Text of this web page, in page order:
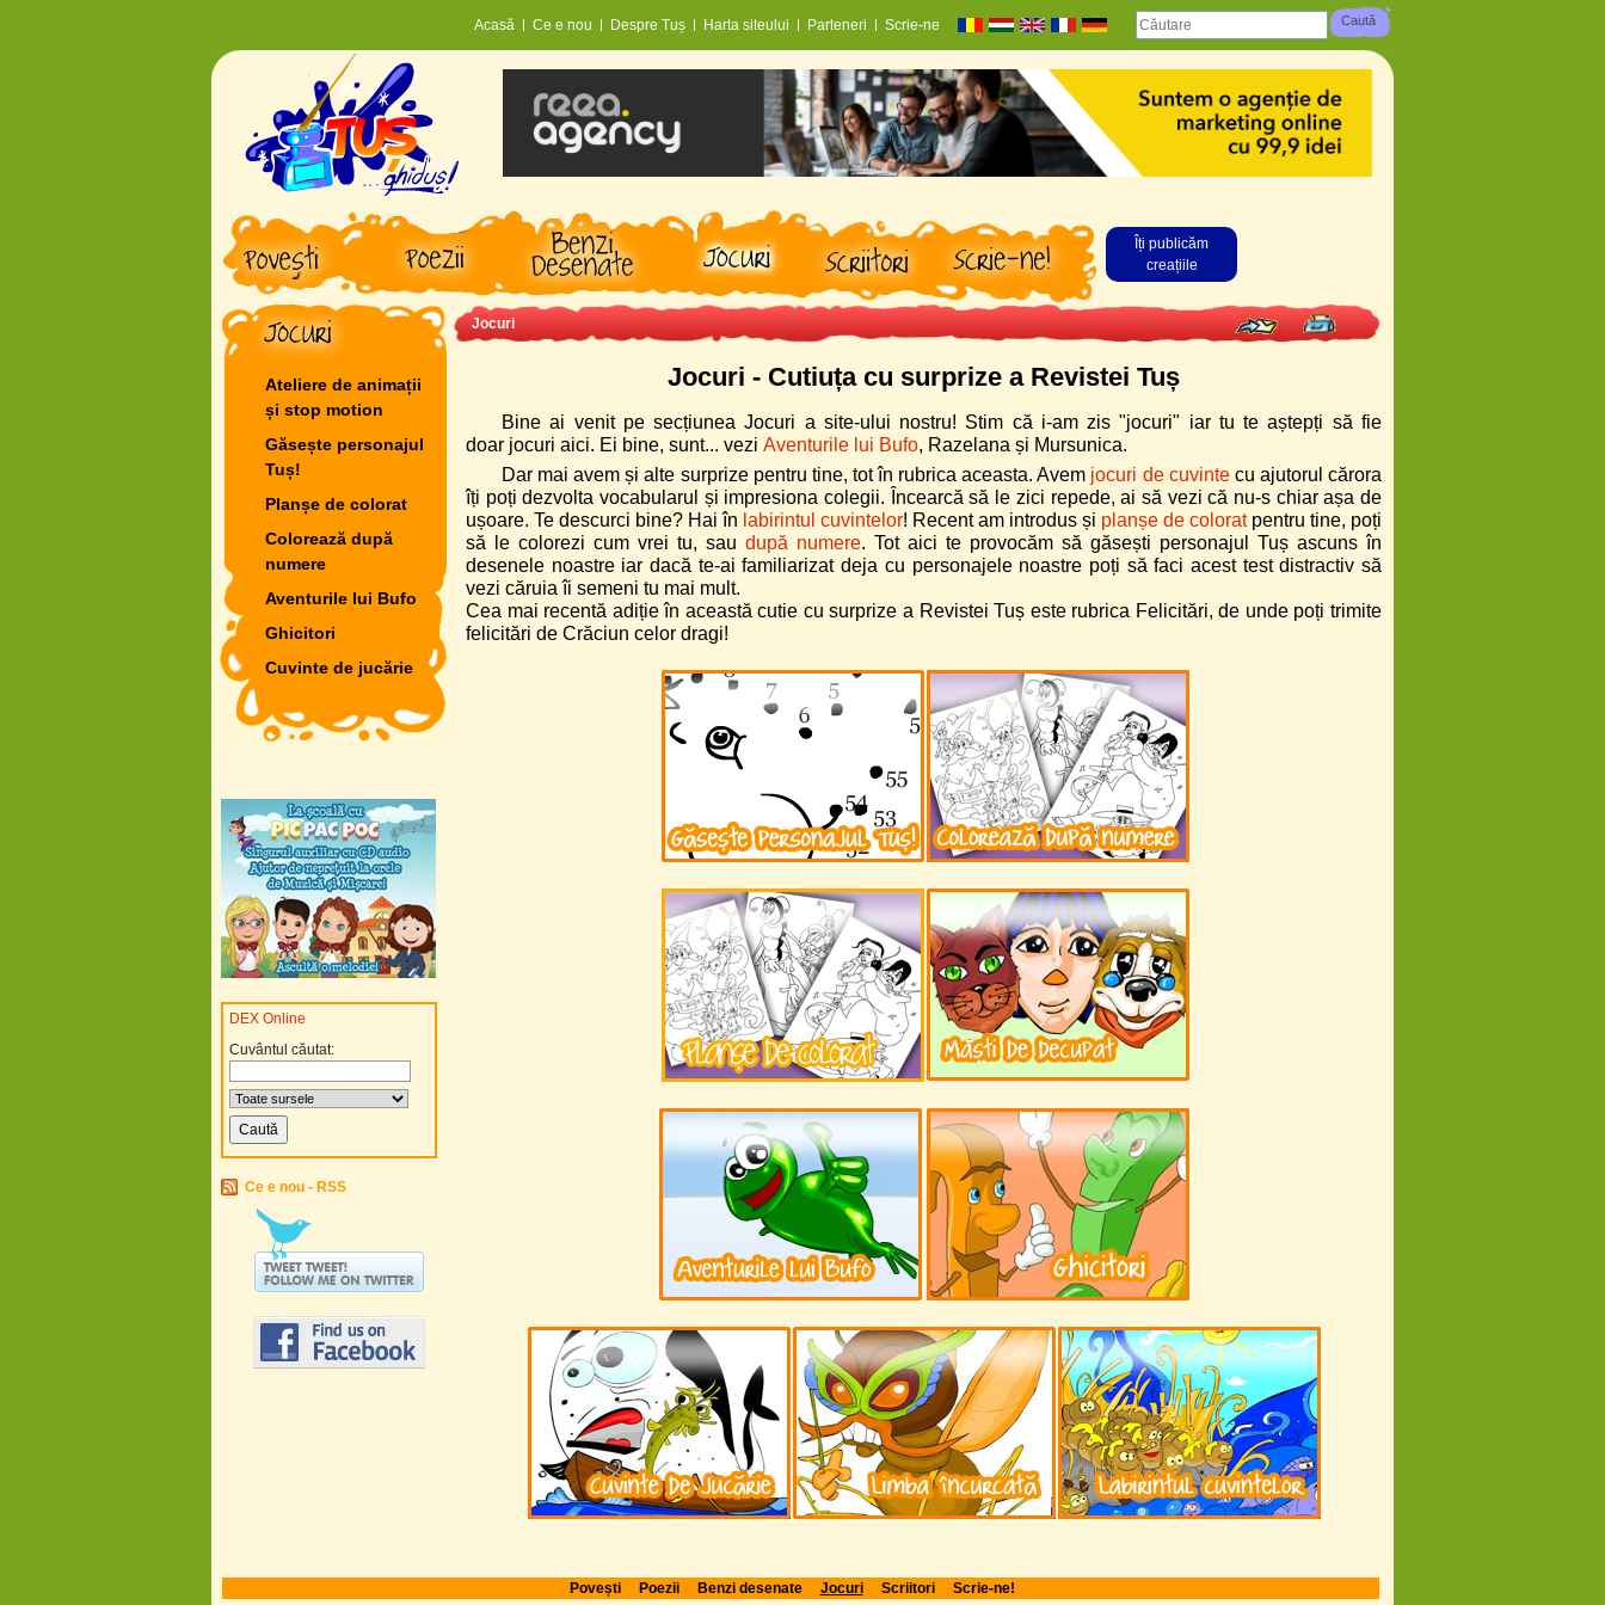
Acasă Ce e nou Despre Tuș Harta siteului Parteneri Scrie-ne
Îți publicăm
creațiile
Ateliere de animații
și stop motion
Găsește personajul
Tuș!
Planșe de colorat
Colorează după
numere
Aventurile lui Bufo
Ghicitori
Cuvinte de jucărie
DEX Online
Cuvântul căutat:
Ce e nou - RSS
Jocuri
Jocuri - Cutiuța cu surprize a Revistei Tuș
Bine ai venit pe secțiunea Jocuri a site-ului nostru! Stim că i-am zis "jocuri" iar tu te aștepți să fie
doar jocuri aici. Ei bine, sunt... vezi Aventurile lui Bufo, Razelana și Mursunica.
Dar mai avem și alte surprize pentru tine, tot în rubrica aceasta. Avem jocuri de cuvintecu ajutorul cărora
îți poți dezvolta vocabularul și impresiona colegii. Încearcă să le zici repede, ai să vezi că nu-s chiar așa de
ușoare. Te descurci bine? Hai în labirintul cuvintelor! Recent am introdus și planșe de coloratpentru tine, poți
să le colorezi cum vrei tu, sau după numere. Tot aici te provocăm să găsești personajul Tuș ascuns în
desenele noastre iar dacă te-ai familiarizat deja cu personajele noastre poți să faci acest test distractiv să
vezi căruia îi semeni tu mai mult.
Cea mai recentă adiție în această cutie cu surprize a Revistei Tuș este rubrica Felicitări, de unde poți trimite
felicitări de Crăciun celor dragi!
Povești Poezii Benzi desenate Jocuri Scriitori Scrie-ne!